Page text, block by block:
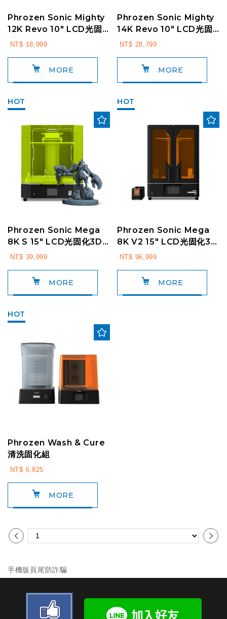
Phrozen Sonic Mighty
12K Revo 10" LCD光固
化3D列印機
NT$ 18,999
MORE
Phrozen Sonic Mighty
14K Revo 10" LCD光固
化3D列印機
NT$ 28,799
MORE
Phrozen Sonic Mega
8K S 15" LCD光固化3D
列印機
NT$ 39,999
MORE
Phrozen Sonic Mega
8K V2 15" LCD光固化3D
列印機
NT$ 96,999
MORE
Phrozen Wash & Cure
清洗固化組
NT$ 6,825
MORE
手機版頁尾防詐騙